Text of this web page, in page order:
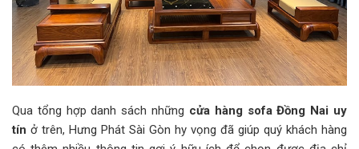
Qua tổng hợp danh sách những cửa hàng sofa Đồng Nai uy
tín ở trên, Hưng Phát Sài Gòn hy vọng đã giúp quý khách hàng